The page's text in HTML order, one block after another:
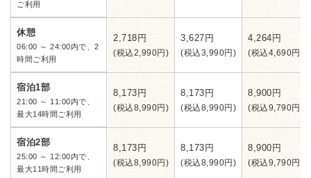
ご利用
休憩
06:00 ～ 24:00内で、2
時間ご利用
2,718円
(税込2,990円)
3,627円
(税込3,990円)
4,264円
(税込4,690円)
宿泊1部
21:00 ～ 11:00内で、
最大14時間ご利用
8,173円
(税込8,990円)
8,173円
(税込8,990円)
8,900円
(税込9,790円)
宿泊2部
25:00 ～ 12:00内で、
最大11時間ご利用
8,173円
(税込8,990円)
8,173円
(税込8,990円)
8,900円
(税込9,790円)